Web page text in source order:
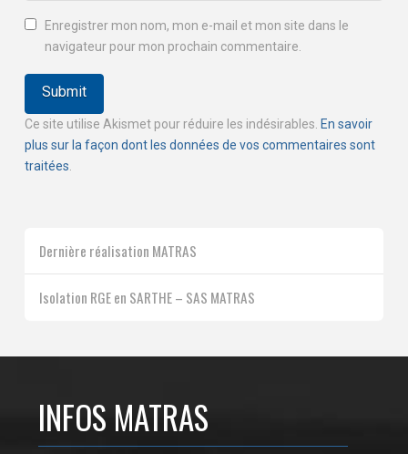
Enregistrer mon nom, mon e-mail et mon site dans le
navigateur pour mon prochain commentaire.
Ce site utilise Akismet pour réduire les indésirables. En savoir
plus sur la façon dont les données de vos commentaires sont
traitées
Dernière réalisation MATRAS
Isolation RGE en SARTHE – SAS MATRAS
INFOS MATRAS